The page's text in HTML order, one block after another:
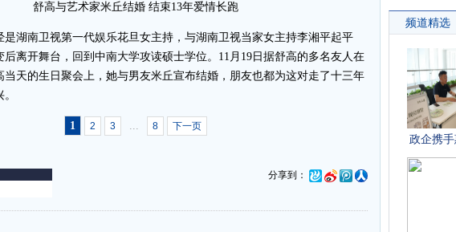
舒高与艺术家米丘结婚 结束13年爱情长跑
南卫视第一代娱乐花旦女主持，与湖南卫视当家女主持李湘平起平
后离开舞台，回到中南大学攻读硕士学位。11月19日据舒高的多名友人在
当天的生日聚会上，她与男友米丘宣布结婚，朋友也都为这对走了十三年
1 2 3 ... 8 下一页
分享到：